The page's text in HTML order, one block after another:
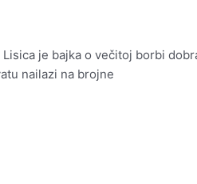
je bajka o večitoj borbi
nailazi na brojne